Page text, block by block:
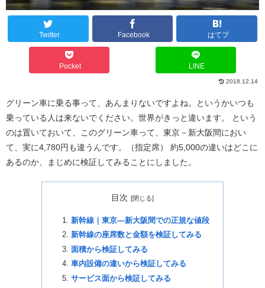
Twitter Facebook はてブ
Pocket LINE
2018.12.14
グリーン車に乗る事って、あんまりないですよね。というかいつも
乗っている人は来ないでください。世界がきっと違います。 という
のは置いておいて、このグリーン車って、東京－新大阪間におい
て、実に4,780円も違うんです。（指定席） 約5,000の違いはどこに
あるのか、まじめに検証してみることにしました。
目次
新幹線｜東京―新大阪間での正規な値段
新幹線の座席数と金額を検証してみる
面積から検証してみる
車内設備の違いから検証してみる
サービス面から検証してみる